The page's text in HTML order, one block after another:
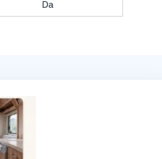
Da